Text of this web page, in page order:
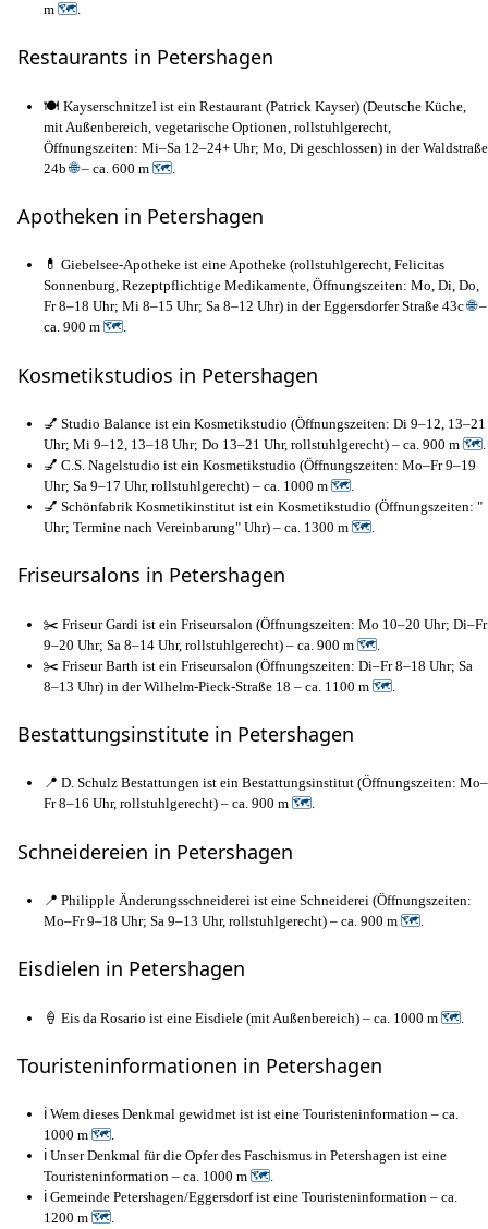
m 🗺.
Restaurants in Petershagen
🍽️ Kayserschnitzel ist ein Restaurant (Patrick Kayser) (Deutsche Küche,
mit Außenbereich, vegetarische Optionen, rollstuhlgerecht,
Öffnungszeiten: Mi–Sa 12–24+ Uhr; Mo, Di geschlossen) in der Waldstraße
24b🌐– ca. 600 m 🗺
Apotheken in Petershagen
💊 Giebelsee-Apotheke ist eine Apotheke (rollstuhlgerecht, Felicitas
Sonnenburg, Rezeptpflichtige Medikamente, Öffnungszeiten: Mo, Di, Do,
Fr 8–18 Uhr; Mi 8–15 Uhr; Sa 8–12 Uhr) in der Eggersdorfer Straße 43c🌐–
ca. 900 m 🗺.
Kosmetikstudios in Petershagen
💅 Studio Balance ist ein Kosmetikstudio (Öffnungszeiten: Di 9–12, 13–21
Uhr; Mi 9–12, 13–18 Uhr; Do 13–21 Uhr, rollstuhlgerecht) – ca. 900 m 🗺.
💅 C.S. Nagelstudio ist ein Kosmetikstudio (Öffnungszeiten: Mo–Fr 9–19
Uhr; Sa 9–17 Uhr, rollstuhlgerecht) – ca. 1000 m 🗺.
💅 Schönfabrik Kosmetikinstitut ist ein Kosmetikstudio (Öffnungszeiten: "
Uhr; Termine nach Vereinbarung" Uhr) – ca. 1300 m 🗺.
Friseursalons in Petershagen
✂️ Friseur Gardi ist ein Friseursalon (Öffnungszeiten: Mo 10–20 Uhr; Di–Fr
9–20 Uhr; Sa 8–14 Uhr, rollstuhlgerecht) – ca. 900 m 🗺
✂️ Friseur Barth ist ein Friseursalon (Öffnungszeiten: Di–Fr 8–18 Uhr; Sa
8–13 Uhr) in der Wilhelm-Pieck-Straße 18 – ca. 1100 m 🗺
Bestattungsinstitute in Petershagen
📍 D. Schulz Bestattungen ist ein Bestattungsinstitut (Öffnungszeiten: Mo–
Fr 8–16 Uhr, rollstuhlgerecht) – ca. 900 m 🗺.
Schneidereien in Petershagen
📍 Philipple Änderungsschneiderei ist eine Schneiderei (Öffnungszeiten:
Mo–Fr 9–18 Uhr; Sa 9–13 Uhr, rollstuhlgerecht) – ca. 900 m 🗺
Eisdielen in Petershagen
🍦 Eis da Rosario ist eine Eisdiele (mit Außenbereich) – ca. 1000 m 🗺
Touristeninformationen in Petershagen
ℹ️ Wem dieses Denkmal gewidmet ist ist eine Touristeninformation – ca.
1000 m 🗺.
ℹ️ Unser Denkmal für die Opfer des Faschismus in Petershagen ist eine
Touristeninformation – ca. 1000 m 🗺.
ℹ️ Gemeinde Petershagen/Eggersdorf ist eine Touristeninformation – ca.
1200 m 🗺.